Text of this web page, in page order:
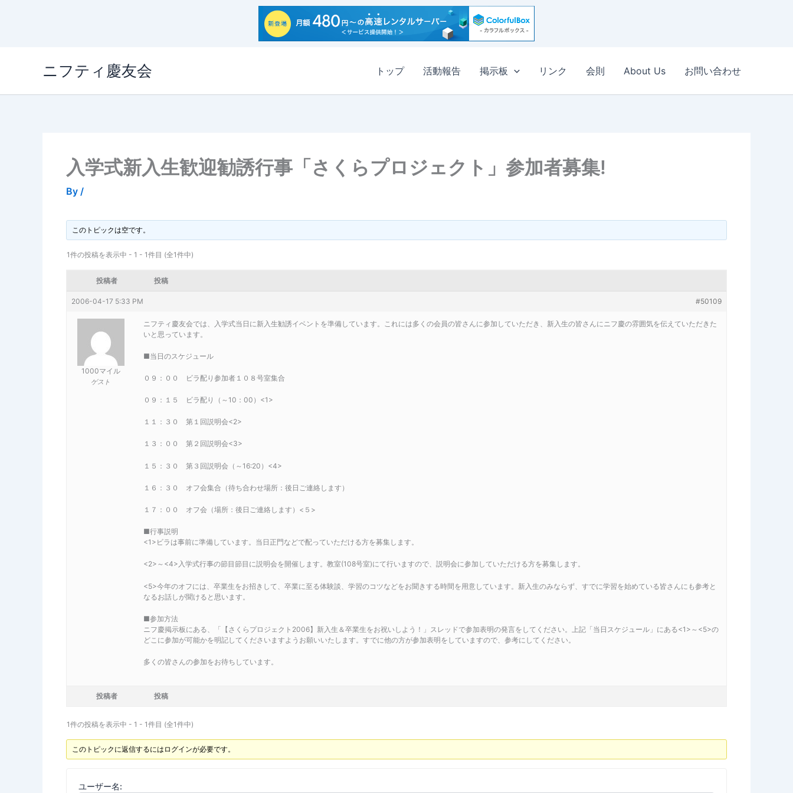
ニフティ慶友会 トップ 活動報告 掲示板 リンク 会則 About Us お問い合わせ
入学式新入生歓迎勧誘行事「さくらプロジェクト」参加者募集!
By /
このトピックは空です。
1件の投稿を表示中 - 1 - 1件目 (全1件中)
投稿者 投稿
2006-04-17 5:33 PM #50109
1000マイル
ゲスト
ニフティ慶友会では、入学式当日に新入生勧誘イベントを準備しています。これには多くの会員の皆さんに参加していただき、新入生の皆さんにニフ慶の雰囲気を伝えていただきた
いと思っています。
■当日のスケジュール
０９：００ ビラ配り参加者１０８号室集合
０９：１５ ビラ配り（～10：00）<1>
１１：３０ 第１回説明会<2>
１３：００ 第２回説明会<3>
１５：３０ 第３回説明会（～16:20）<4>
１６：３０ オフ会集合（待ち合わせ場所：後日ご連絡します）
１７：００ オフ会（場所：後日ご連絡します）<５>
■行事説明
<1>ビラは事前に準備しています。当日正門などで配っていただける方を募集します。
<2>～<4>入学式行事の節目節目に説明会を開催します。教室(108号室)にて行いますので、説明会に参加していただける方を募集します。
<5>今年のオフには、卒業生をお招きして、卒業に至る体験談、学習のコツなどをお聞きする時間を用意しています。新入生のみならず、すでに学習を始めている皆さんにも参考と
なるお話しが聞けると思います。
■参加方法
ニフ慶掲示板にある、「【さくらプロジェクト2006】新入生＆卒業生をお祝いしよう！」スレッドで参加表明の発言をしてください。上記「当日スケジュール」にある<1>～<5>の
どこに参加が可能かを明記してくださいますようお願いいたします。すでに他の方が参加表明をしていますので、参考にしてください。
多くの皆さんの参加をお待ちしています。
投稿者 投稿
1件の投稿を表示中 - 1 - 1件目 (全1件中)
このトピックに返信するにはログインが必要です。
ユーザー名: